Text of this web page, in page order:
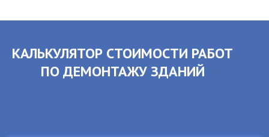
КАЛЬКУЛЯТОР СТОИМОСТИ РАБОТ
ПО ДЕМОНТАЖУ ЗДАНИЙ